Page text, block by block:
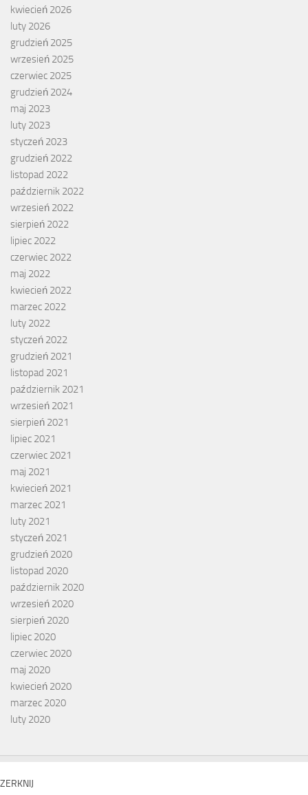
kwiecień 2026
luty 2026
grudzień 2025
wrzesień 2025
czerwiec 2025
grudzień 2024
maj 2023
luty 2023
styczeń 2023
grudzień 2022
listopad 2022
październik 2022
wrzesień 2022
sierpień 2022
lipiec 2022
czerwiec 2022
maj 2022
kwiecień 2022
marzec 2022
luty 2022
styczeń 2022
grudzień 2021
listopad 2021
październik 2021
wrzesień 2021
sierpień 2021
lipiec 2021
czerwiec 2021
maj 2021
kwiecień 2021
marzec 2021
luty 2021
styczeń 2021
grudzień 2020
listopad 2020
październik 2020
wrzesień 2020
sierpień 2020
lipiec 2020
czerwiec 2020
maj 2020
kwiecień 2020
marzec 2020
luty 2020
ZERKNIJ